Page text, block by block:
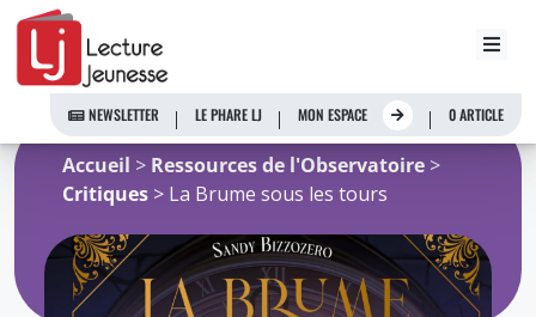
Aller
contenu
NEWSLETTER LE PHARE LJ MON ESPACE 0 ARTICLE
Accueil > Ressources de l'Observatoire >
Critiques > La Brume sous les tours